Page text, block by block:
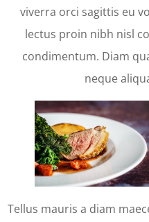
viverra orci sagittis eu
lectus proin nibh nisl
condimentum. Diam
neque
Tellus mauris a diam